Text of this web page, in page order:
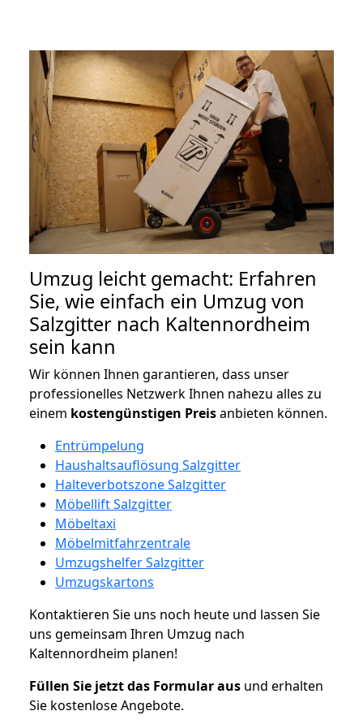
Umzug leicht gemacht: Erfahren
Sie, wie einfach ein Umzug von
Salzgitter nach Kaltennordheim
sein kann
Wir können Ihnen garantieren, dass unser
professionelles Netzwerk Ihnen nahezu alles zu
einem kostengünstigen Preisanbieten können.
Entrümpelung
Haushaltsauflösung Salzgitter
Halteverbotszone Salzgitter
Möbellift Salzgitter
Möbeltaxi
Möbelmitfahrzentrale
Umzugshelfer Salzgitter
Umzugskartons
Kontaktieren Sie uns noch heute und lassen Sie
uns gemeinsam Ihren Umzug nach
Kaltennordheim planen!
Füllen Sie jetzt das Formular aus und erhalten
Sie kostenlose Angebote.